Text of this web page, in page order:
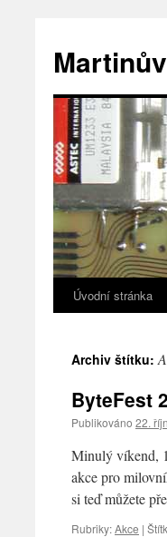
obsahu
webu
Úvodní stránka
Archiv štítku:
ByteFest
Publikováno 22.
Minulý víkend,
akce pro
si teď můžete
Rubriky:Akce |